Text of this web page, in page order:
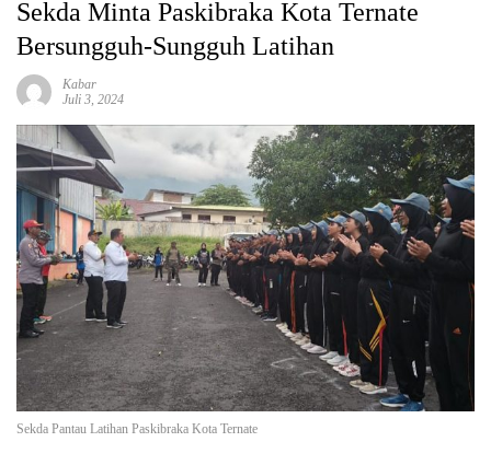
Sekda Minta Paskibraka Kota Ternate
Bersungguh-Sungguh Latihan
Kabar
Juli 3, 2024
Sekda Pantau Latihan Paskibraka Kota Ternate